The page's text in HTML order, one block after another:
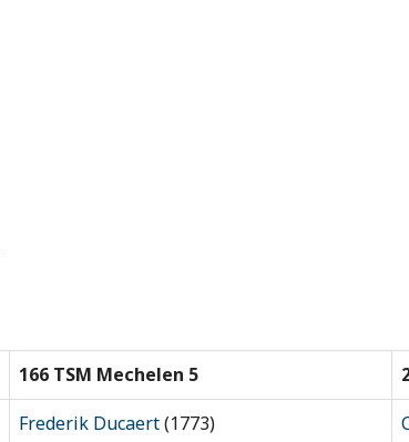
166 TSM Mechelen 5
Frederik Ducaert(1773)